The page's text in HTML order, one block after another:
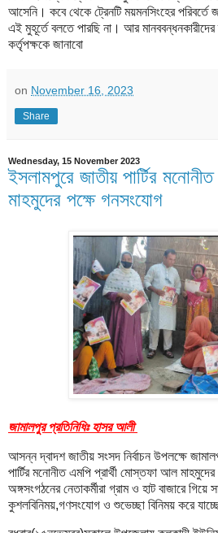
আসেনি। কবে থেকে ট্রেনটি ময়মনসিংহের পরিবর্তে
এই মুহূর্তে বলতে পারছি না। আর মানববন্ধনকারীদের
কর্তৃপক্ষকে জানাবো
on November 16, 2023
Share
Wednesday, 15 November 2023
ইসলামপুরে জাতীয় পার্টির
মাহমুদের পক্ষে গনসংযোগ
জামালপুর প্রতিনিধিঃ হাসর আলী
আসন্ন দ্বাদশ জাতীয় সংসদ নির্বাচন উপলক্ষে
পার্টির মনোনীত এমপি প্রার্থী মোস্তফা আল
অঙ্গসংগঠনের নেতাকর্মীরা গ্রাম ও হাট বাজারে গিয়ে
কুশলবিনিময়,গণসংযোগ ও শুভেচ্ছা বিনিময় করে